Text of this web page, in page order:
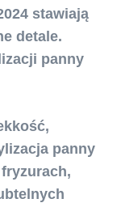
stawiają
detale.
panny
panny